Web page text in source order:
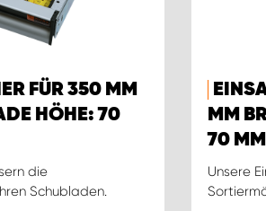
FÜR 350 MM
HÖHE: 70
die
Schubladen.
MM
70 MM
Unsere